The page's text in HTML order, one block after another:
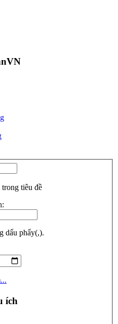
tiêu đề
dấu phẩy(,).
ích